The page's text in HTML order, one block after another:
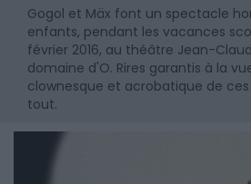
Gogol et Mäx font un spectacle
enfants, pendant les vacances
février 2016, au théâtre Jean-
domaine d'O. Rires garantis à la
clownesque et acrobatique de
tout.